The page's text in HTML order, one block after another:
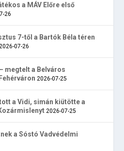
a MÁV Előre első
26
7-től a Bartók Béla téren
07-26
megtelt a Belváros
2026-07-25
a Vidi, simán kiütötte a
2026-07-25
a Sóstó Vadvédelmi